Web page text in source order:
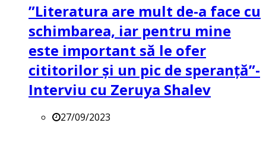
”Literatura are mult de-a face cu
schimbarea, iar pentru mine
este important să le ofer
cititorilor și un pic de speranță”-
Interviu cu Zeruya Shalev
27/09/2023